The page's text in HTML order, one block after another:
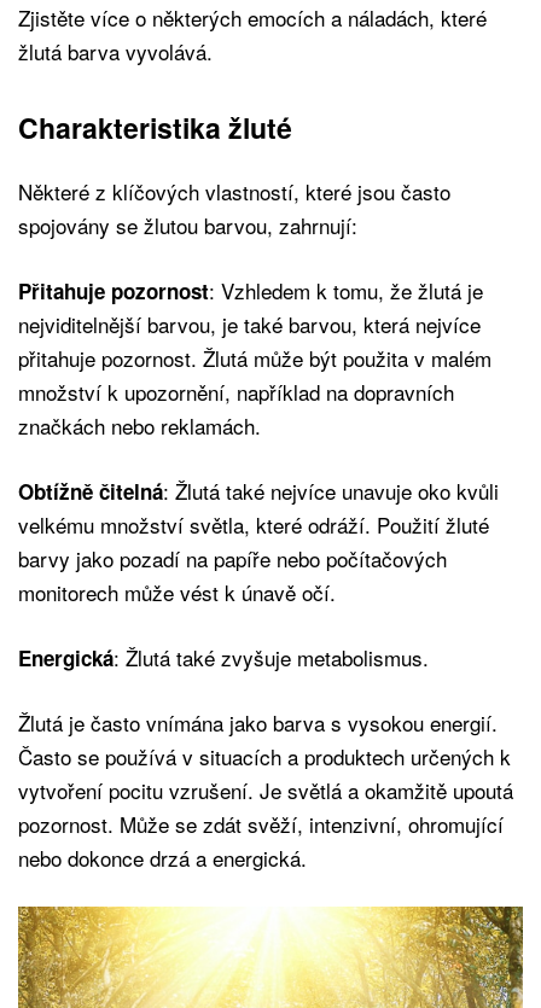
Zjistěte více o některých emocích a náladách, které
žlutá barva vyvolává.
Charakteristika žluté
Některé z klíčových vlastností, které jsou často
spojovány se žlutou barvou, zahrnují:
Přitahuje pozornost: Vzhledem k tomu, že žlutá je
nejviditelnější barvou, je také barvou, která nejvíce
přitahuje pozornost. Žlutá může být použita v malém
množství k upozornění, například na dopravních
značkách nebo reklamách.
Obtížně čitelná: Žlutá také nejvíce unavuje oko kvůli
velkému množství světla, které odráží. Použití žluté
barvy jako pozadí na papíře nebo počítačových
monitorech může vést k únavě očí.
Energická: Žlutá také zvyšuje metabolismus.
Žlutá je často vnímána jako barva s vysokou energií.
Často se používá v situacích a produktech určených k
vytvoření pocitu vzrušení. Je světlá a okamžitě upoutá
pozornost. Může se zdát svěží, intenzivní, ohromující
nebo dokonce drzá a energická.